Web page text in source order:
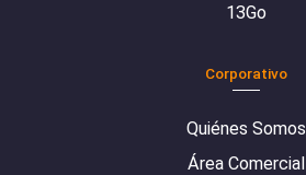
13Go
Corporativo
Quiénes Somos
Área Comercial